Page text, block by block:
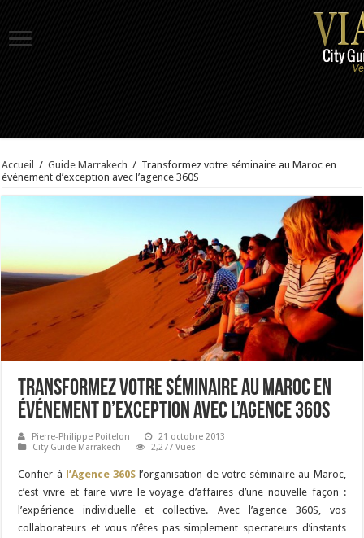
Accueil / Guide Marrakech / Transformez votre séminaire au Maroc en
événement d’exception avec l’agence 360S
Transformez votre séminaire au Maroc en
événement d’exception avec l’agence 360S
Pierre-Philippe Poitelon
21 octobre 2013
City Guide Marrakech
2,277 Vues
Confier à l’Agence 360S l’organisation de votre séminaire au Maroc,
c’est vivre et faire vivre le voyage d’affaires d’une nouvelle façon :
l’expérience individuelle et collective. Avec l’agence 360S, vos
collaborateurs et vous n’êtes pas simplement spectateurs d’instants